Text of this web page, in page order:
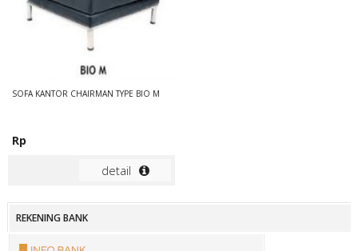
SOFA KANTOR CHAIRMAN TYPE BIO M
Rp
detail
REKENING BANK